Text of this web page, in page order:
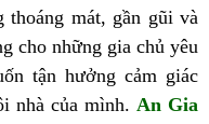
thoáng mát, gần gũi và
cho những gia chủ yêu
tận hưởng cảm giác
nhà của mình. An Gia